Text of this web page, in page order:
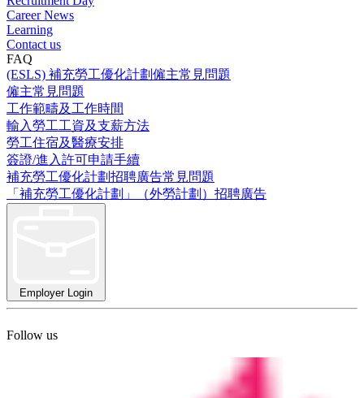
Career News
Learning
Contact us
FAQ
(ESLS) 補充勞工優化計劃僱主常見問題
僱主常見問題
工作範疇及工作時間
輸入勞工工資及支薪方法
勞工住宿及醫療安排
簽證/進入許可申請手續
補充勞工優化計劃招聘廣告常見問題
「補充勞工優化計劃」（外勞計劃）招聘廣告
Employer Login
Follow us